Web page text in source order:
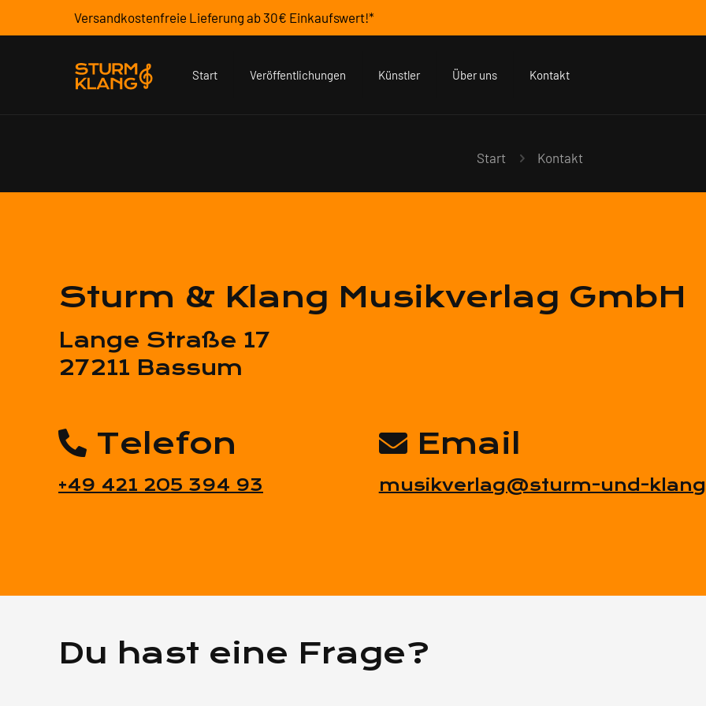
Versandkostenfreie Lieferung ab 30€ Einkaufswert!*
Start Veröffentlichungen Künstler Über uns Kontakt
Start Kontakt
Sturm & Klang Musikverlag GmbH
Lange Straße 17
27211 Bassum
Telefon
+49 421 205 394 93
Email
musikverlag@sturm-und-
Du hast eine Frage?